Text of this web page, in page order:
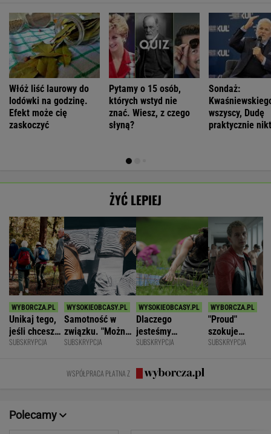
Włóż liść laurowy do
lodówki na godzinę.
Efekt może cię
zaskoczyć
Pytamy o 15 osób,
których wstyd nie
znać. Wiesz, z czego
słyną?
Sondaż:
wszyscy, Dudę
praktycznie nikt
ŻYĆ LEPIEJ
Unikaj tego,
jeśli chcesz
znacznie
SUBSKRYPCJA
Samotność w
związku. "Można
być kochaną i
się samotną"
SUBSKRYPCJA
Dlaczego
jesteśmy
permanentnie
same grzechy
główne"
SUBSKRYPCJA
"Proud"
szokuje
odważnymi
SUBSKRYPCJA
WSPÓŁPRACA PŁATNA Z
Polecamy